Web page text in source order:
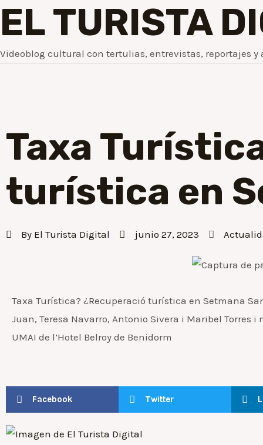
EL TURISTA
Videoblog cultural con tertulias, entrevistas, reportajes y
Taxa
turística en
By El Turista Digital junio 27, 2023
Taxa Turística? ¿Recuperació turística en Setmana
Juan, Teresa Navarro, Antonio Sivera i Maribel Torres
UMAI de l’Hotel Belroy de Benidorm
Facebook Twitter